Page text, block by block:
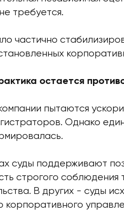
требуется.
частично
остается
пытаются
Однако
суды поддерживают
строгого соблюдения
В других - суды
корпоративного